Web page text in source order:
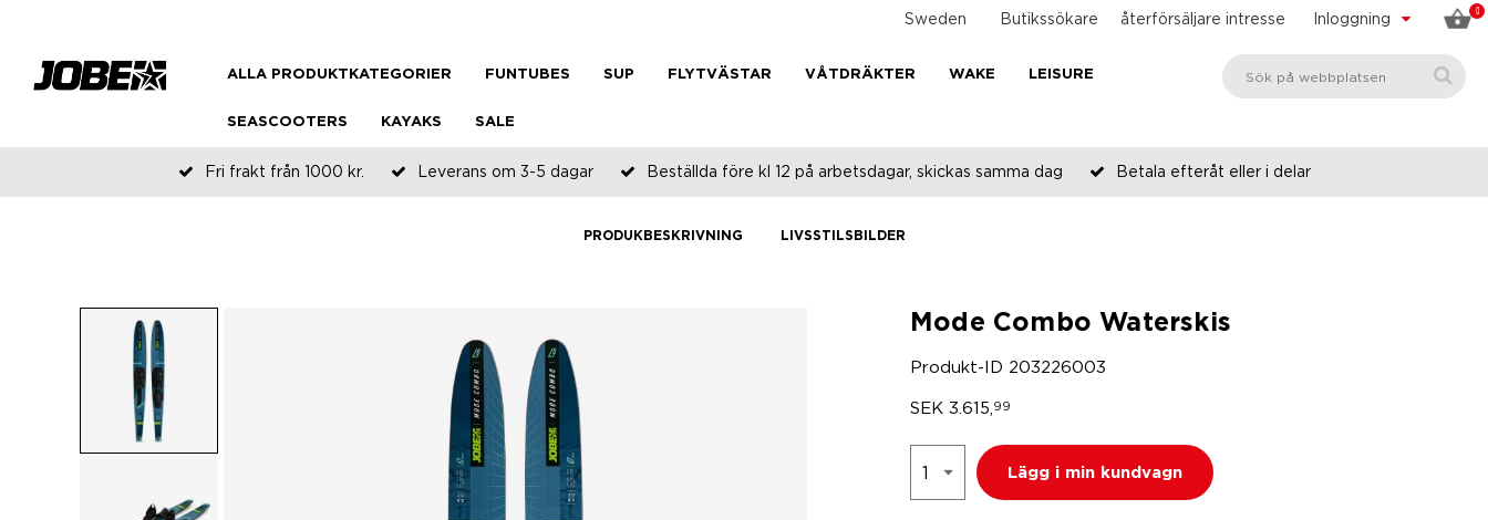
0
Inloggning
återförsäljare intresse
Butikssökare
Sweden
ALLA PRODUKTKATEGORIER FUNTUBES SUP FLYTVÄSTAR VÅTDRÄKTER WAKE LEISURE
SEASCOOTERS KAYAKS SALE
Fri frakt från 1000 kr. Leverans om 3-5 dagar Beställda före kl 12 på arbetsdagar, skickas samma dag Betala efteråt eller i delar
PRODUKBESKRIVNING LIVSSTILSBILDER
Mode Combo Waterskis
Produkt-ID 203226003
SEK 3.615, 99
Lägg i min kundvagn